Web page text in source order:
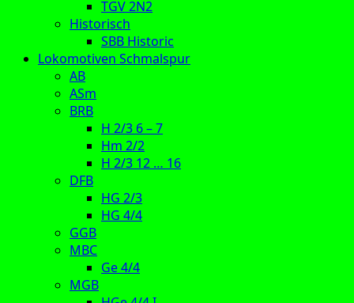
TGV 2N2
Historisch
SBB Historic
Lokomotiven Schmalspur
AB
ASm
BRB
H 2/3 6 – 7
Hm 2/2
H 2/3 12 … 16
DFB
HG 2/3
HG 4/4
GGB
MBC
Ge 4/4
MGB